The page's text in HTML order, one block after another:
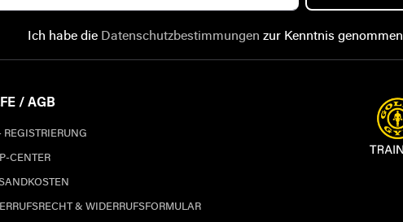
Ich habe die Datenschutzbestimmungen zur Kenntnis
/ AGB
REGISTRIERUNG
CENTER
& WIDERRUFSFORMULAR